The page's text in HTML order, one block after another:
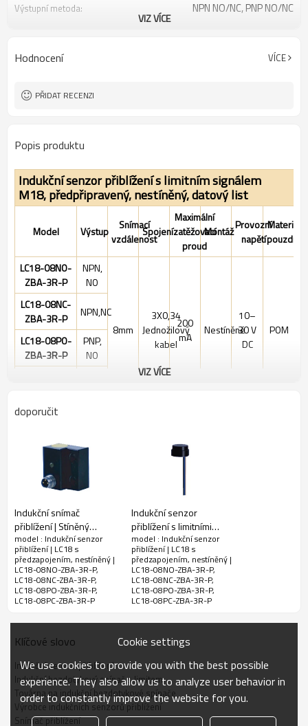
Výstupní metoda: NPN NO/NC, PNP NO/NC
VIZ VÍCE
Hodnocení VÍCE
PŘIDAT RECENZI
Popis produktu
Indukční senzor přiblížení s limitním signálem
M18, předpřipravený, nestíněný, datový list
Model Výstup
Snímací
vzdálenostSpojení
Maximální
zatěžovací
proud
MontážProvozní
napětí
Materiál
pouzdra
LC18-08NO-
ZBA-3R-P
NPN,
NO
8mm
3X0,34
Jednožilový
kabel
200
mA
Nestíněné
10–
30 V
DC
POM
LC18-08NC-
ZBA-3R-P
NPN,NC
LC18-08PO-
ZBA-3R-P
PNP,
NO
Elektrické údaje
LED displej
Přípustné
zvlnění napětí
zátěže
Svodový
proud
<0,01 mA
Pokles napětí
<1,5 V
Spínací
500 Hz
hystereze
<5 % (Sr)
Opakovatelná
přesnost
<1,0 % (Sr)
VIZ VÍCE
doporučit
Indukční snímač
přiblížení | Stíněný
konektor LC26,
čtvercový konektor 26
mm M8 | DADISICK
model : Indukční senzor
přiblížení | LC18 s
předzapojením, nestíněný |
LC18-08NO-ZBA-3R-P,
LC18-08NC-ZBA-3R-P,
LC18-08PO-ZBA-3R-P,
LC18-08PC-ZBA-3R-P
Indukční senzor
přiblížení s limitními
hodnotami | LC18
Předpřipravený stíněný
válcový jednožilový
kabel M18 | DADISICK
model : Indukční senzor
přiblížení | LC18 s
předzapojením, nestíněný |
LC18-08NO-ZBA-3R-P,
LC18-08NC-ZBA-3R-P,
LC18-08PO-ZBA-3R-P,
LC18-08PC-ZBA-3R-P
Klíčové slovo
Indukční senzor přiblížení
Indukční bezdotykový spínač s limitem
Továrna na indukční bezdotykové spínače
Výrobce indukčních senzorů přiblížení
Snímač přiblížení
Cookie settings
We use cookies to provide you with the best possible
experience. They also allow us to analyze user behavior in
order to constantly improve the website for you.